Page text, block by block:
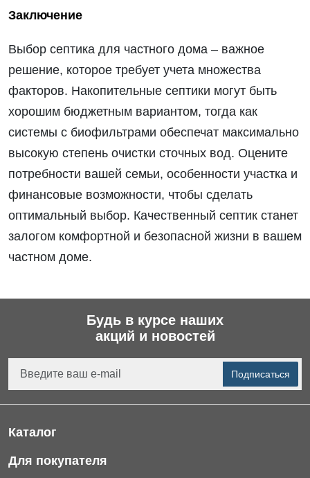
Заключение
Выбор септика для частного дома – важное
решение, которое требует учета множества
факторов. Накопительные септики могут быть
хорошим бюджетным вариантом, тогда как
системы с биофильтрами обеспечат максимально
высокую степень очистки сточных вод. Оцените
потребности вашей семьи, особенности участка и
финансовые возможности, чтобы сделать
оптимальный выбор. Качественный септик станет
залогом комфортной и безопасной жизни в вашем
частном доме.
Будь в курсе наших
акций и новостей
Подписаться
Каталог
Фильтры для питьевой воды
Для покупателя